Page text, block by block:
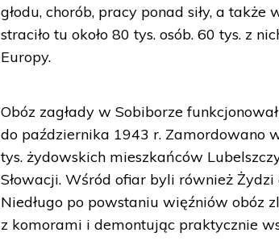
głodu, chorób, pracy ponad siły, a
straciło tu około 80 tys. osób. 60 tys. z
Europy.
Obóz zagłady w Sobiborze
do października 1943 r. Zamordowano
tys. żydowskich mieszkańców
Słowacji. Wśród ofiar byli również Żydzi
Niedługo po powstaniu więźniów obóz
z komorami i demontując praktycznie